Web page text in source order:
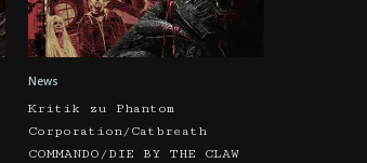
News
Kritik zu Phantom
Corporation/Catbreath
COMMANDO/DIE BY THE CLAW